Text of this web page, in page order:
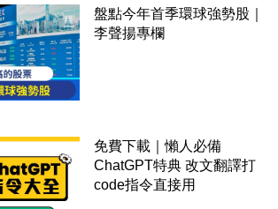
盤點今年首季環球強勢股｜
李聲揚專欄
免費下載｜懶人必備
ChatGPT特典 改文翻譯打
code指令直接用